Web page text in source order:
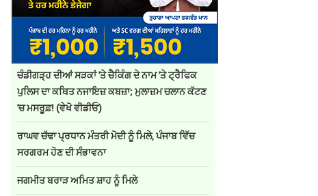
ਚੰਡੀਗੜ੍ਹ ਦੀਆਂ ਸੜਕਾਂ 'ਤੇ ਚੈਕਿੰਗ ਦੇ ਨਾਮ 'ਤੇ ਟ੍ਰੈਫਿਕ
ਪੁਲਿਸ ਦਾ ਕਥਿਤ ਨਜਾਇਜ਼ ਕਬਜ਼ਾ; ਮੁਲਾਜ਼ਮ ਚਲਾਨ ਕੱਟਣ
'ਚ ਮਸਰੂਫ਼! (ਵੇਖੋ ਵੀਡੀਓ)
ਰਾਘਵ ਚੱਢਾ ਪ੍ਰਧਾਨ ਮੰਤਰੀ ਮੋਦੀ ਨੂੰ ਮਿਲੇ, ਪੰਜਾਬ ਵਿੱਚ
ਸਰਗਰਮ ਹੋਣ ਦੀ ਸੰਭਾਵਨਾ
ਜਗਮੀਤ ਬਰਾੜ ਅਮਿਤ ਸ਼ਾਹ ਨੂੰ ਮਿਲੇ